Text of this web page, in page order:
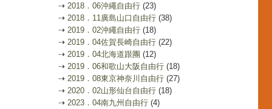
⇢ 2018．06沖繩自由行 (23)
⇢ 2018．11廣島山口自由行 (38)
⇢ 2019．02沖繩自由行 (18)
⇢ 2019．04佐賀長崎自由行 (22)
⇢ 2019．04北海道跟團 (12)
⇢ 2019．06和歌山大阪自由行 (18)
⇢ 2019．08東京神奈川自由行 (27)
⇢ 2020．02山形仙台自由行 (18)
⇢ 2023．04南九州自由行 (4)